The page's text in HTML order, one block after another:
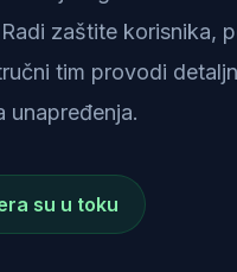
zaštite korisnika,
tim provodi
unapređenja.
su u toku